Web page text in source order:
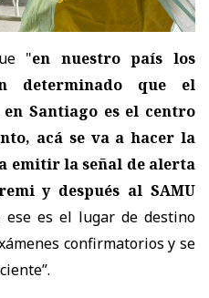
"en nuestro país los
determinado que el
Santiago es el centro
acá se va a hacer la
emitir la señal de alerta
y después al SAMU
ese es el lugar de destino
confirmatorios y se